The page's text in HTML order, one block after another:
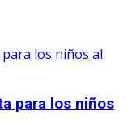
para los niños